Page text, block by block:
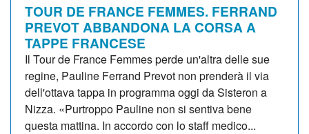
TOUR DE FRANCE FEMMES. FERRAND
PREVOT ABBANDONA LA CORSA A
TAPPE FRANCESE
Il Tour de France Femmes perde un'altra delle sue
regine, Pauline Ferrand Prevot non prenderà il via
dell'ottava tappa in programma oggi da Sisteron a
Nizza. «Purtroppo Pauline non si sentiva bene
questa mattina. In accordo con lo staff medico...